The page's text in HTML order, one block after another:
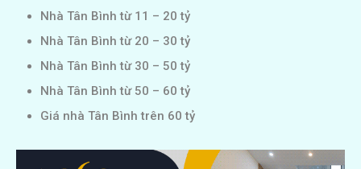
Nhà Tân Bình từ 11 – 20 tỷ
Nhà Tân Bình từ 20 – 30 tỷ
Nhà Tân Bình từ 30 – 50 tỷ
Nhà Tân Bình từ 50 – 60 tỷ
Giá nhà Tân Bình trên 60 tỷ